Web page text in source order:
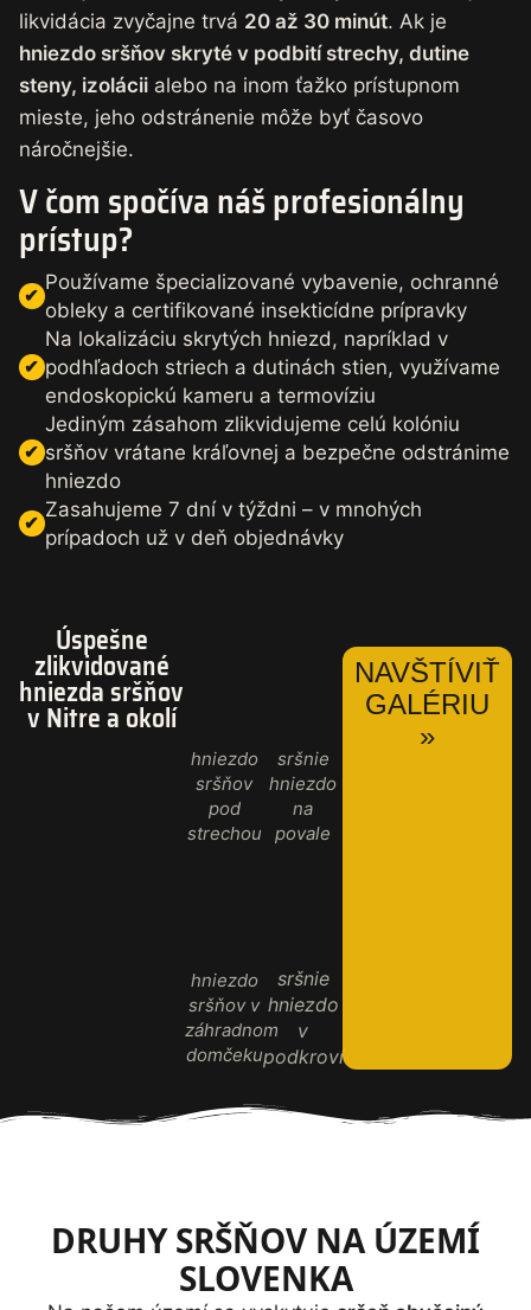
likvidácia zvyčajne trvá 20 až 30 minút. Ak je
hniezdo sršňov skryté v podbití strechy, dutine
steny, izolácii alebo na inom ťažko prístupnom
mieste, jeho odstránenie môže byť časovo
náročnejšie.
V čom spočíva náš profesionálny
prístup?
Používame špecializované vybavenie, ochranné
obleky a certifikované insekticídne prípravky
Na lokalizáciu skrytých hniezd, napríklad v
podhľadoch striech a dutinách stien, využívame
endoskopickú kameru a termovíziu
Jediným zásahom zlikvidujeme celú kolóniu
sršňov vrátane kráľovnej a bezpečne odstránime
hniezdo
Zasahujeme 7 dní v týždni – v mnohých
prípadoch už v deň objednávky
Úspešne
zlikvidované
hniezda sršňov
v Nitre a okolí
hniezdo
sršňov
pod
strechou
sršnie
hniezdo
na
povale
hniezdo
sršňov v
záhradnom
domčeku
sršnie
hniezdo
v
podkroví
NAVŠTÍVIŤ
GALÉRIU
»
DRUHY SRŠŇOV NA ÚZEMÍ
SLOVENKA